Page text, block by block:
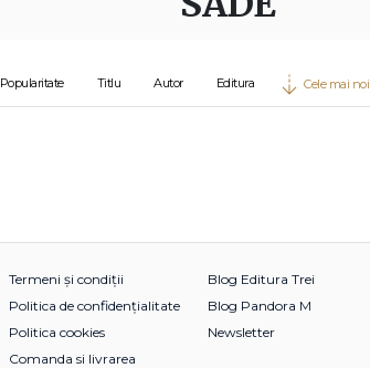
Popularitate Titlu Autor Editura Cele mai noi
Termeni și condiții
Politica de confidențialitate
Politica cookies
Comanda si livrarea
Blog Editura Trei
Blog Pandora M
Newsletter